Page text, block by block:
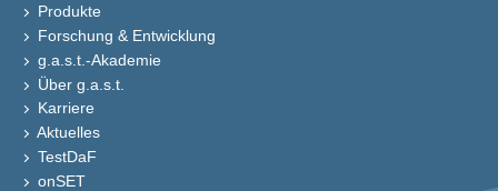
Produkte
Forschung & Entwicklung
g.a.s.t.-Akademie
Über g.a.s.t.
Karriere
Aktuelles
TestDaF
onSET